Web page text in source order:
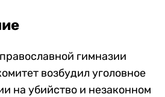
гимназии
возбудил уголовное
на убийство и незаконном